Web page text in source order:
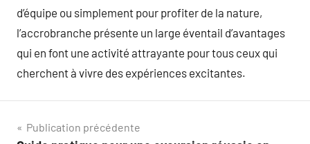
d’équipe ou simplement pour profiter de la nature,
l’accrobranche présente un large éventail d’avantages
qui en font une activité attrayante pour tous ceux qui
cherchent à vivre des expériences excitantes.
Navigation
Publication précédente